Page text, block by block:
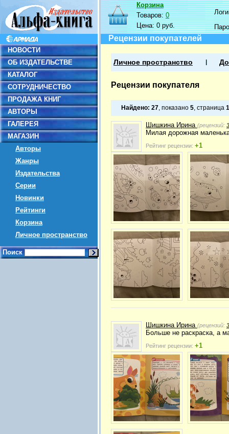
НОВОСТИ
ОБ ИЗДАТЕЛЬСТВЕ
КАТАЛОГ
СОТРУДНИЧЕСТВО
ПРОДАЖА КНИГ
АВТОРЫ
ГАЛЕРЕЯ
МАГАЗИН
Авторы
Жанры
Издательства
Серии
Новинки
Рейтинги
Корзина
Личное пространство
Поиск
Корзина
Товаров:0
Цена:0 руб.
Рецензии покупателей
Личное пространство
Рецензии покупателя
Найдено: 27, показано 5, страница 1
Шишкина Ирина (рецензий:
Милая дорожная
Рейтинг рецензии: +1
Шишкина Ирина (рецензий:
Больше не раскраска, а
Рейтинг рецензии: +1